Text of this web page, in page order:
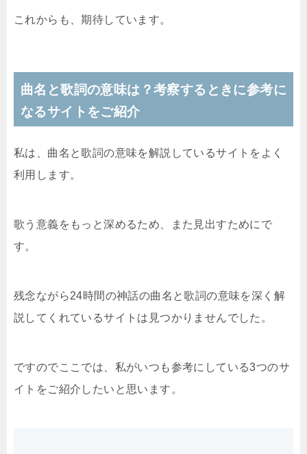
これからも、期待しています。
曲名と歌詞の意味は？考察するときに参考に
なるサイトをご紹介
私は、曲名と歌詞の意味を解説しているサイトをよく
利用します。
歌う意義をもっと深めるため、また見出すためにで
す。
残念ながら24時間の神話の曲名と歌詞の意味を深く解
説してくれているサイトは見つかりませんでした。
ですのでここでは、私がいつも参考にしている3つのサ
イトをご紹介したいと思います。